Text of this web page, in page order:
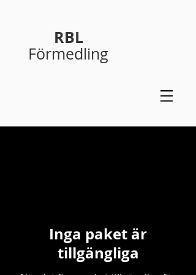
RBL
Förmedling
Inga paket är
tillgängliga